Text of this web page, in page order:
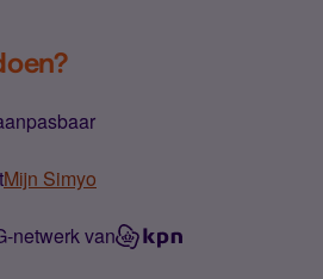
Mijn Simyo
netwerk van